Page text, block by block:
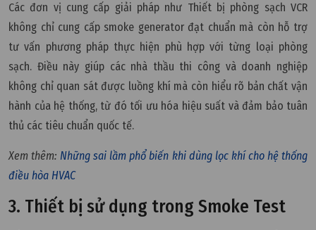
Các đơn vị cung cấp giải pháp như Thiết bị phòng sạch VCR
không chỉ cung cấp smoke generator đạt chuẩn mà còn hỗ trợ
tư vấn phương pháp thực hiện phù hợp với từng loại phòng
sạch. Điều này giúp các nhà thầu thi công và doanh nghiệp
không chỉ quan sát được luồng khí mà còn hiểu rõ bản chất vận
hành của hệ thống, từ đó tối ưu hóa hiệu suất và đảm bảo tuân
thủ các tiêu chuẩn quốc tế.
Xem thêm: Những sai lầm phổ biến khi dùng lọc khí cho hệ thống
điều hòa HVAC
3. Thiết bị sử dụng trong Smoke Test